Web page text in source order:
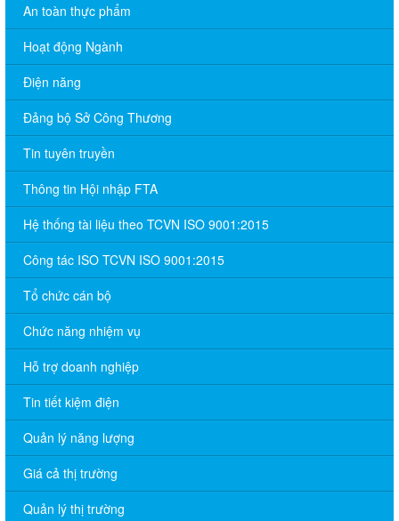
An toàn thực phẩm
Hoạt động Ngành
Điện năng
Đảng bộ Sở Công Thương
Tin tuyên truyền
Thông tin Hội nhập FTA
Hệ thống tài liệu theo TCVN ISO 9001:2015
Công tác ISO TCVN ISO 9001:2015
Tổ chức cán bộ
Chức năng nhiệm vụ
Hỗ trợ doanh nghiệp
Tin tiết kiệm điện
Quản lý năng lượng
Giá cả thị trường
Quản lý thị trường